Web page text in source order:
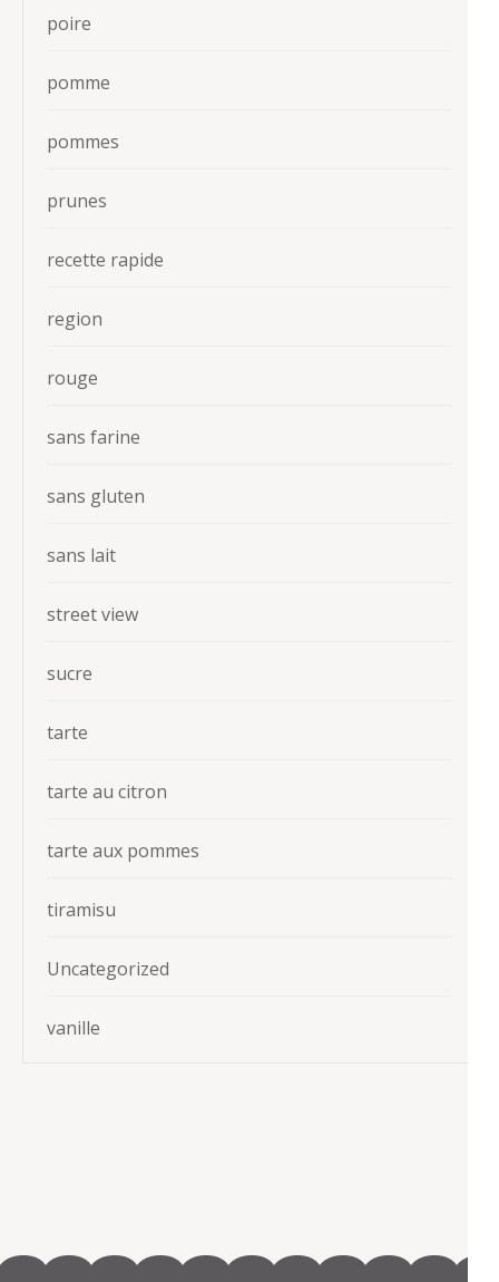
poire
pomme
pommes
prunes
recette rapide
region
rouge
sans farine
sans gluten
sans lait
street view
sucre
tarte
tarte au citron
tarte aux pommes
tiramisu
Uncategorized
vanille